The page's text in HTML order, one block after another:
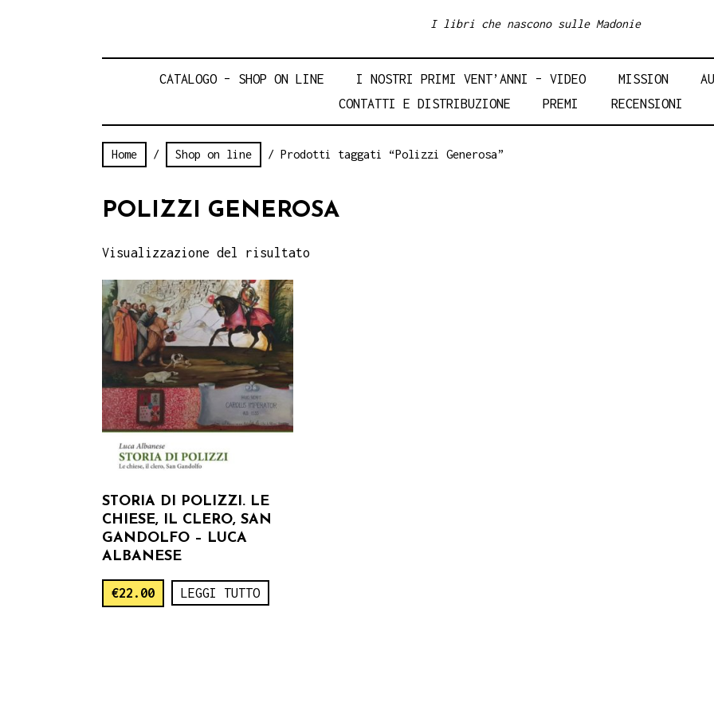
I libri che nascono sulle Madonie
CATALOGO – SHOP ON LINE I NOSTRI PRIMI VENT’ANNI – VIDEO MISSION
CONTATTI E DISTRIBUZIONE
PREMI RECENSIONI
Home / Shop on line / Prodotti taggati “Polizzi Generosa”
POLIZZI GENEROSA
Visualizzazione del risultato
STORIA DI POLIZZI. LE
CHIESE, IL CLERO, SAN
GANDOLFO – LUCA
ALBANESE
€22.00 LEGGI TUTTO